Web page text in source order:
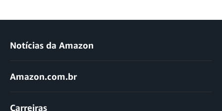
Notícias da Amazon
Amazon.com.br
Carreiras